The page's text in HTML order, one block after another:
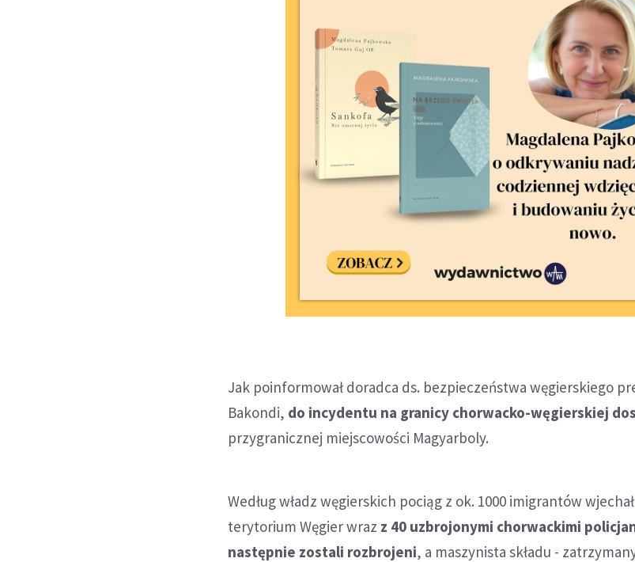
Jak poinformował doradca ds. bezpieczeństwa węgierskiego
Bakondi, do incydentu na granicy chorwacko-węgierskiej
przygranicznej miejscowości Magyarboly.
Według władz węgierskich pociąg z ok. 1000 imigrantów
terytorium Węgier wraz z 40 uzbrojonymi chorwackimi
następnie zostali rozbrojeni, a maszynista składu -